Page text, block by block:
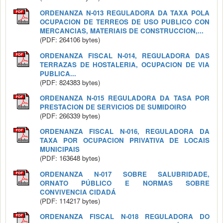
ORDENANZA N-013 REGULADORA DA TAXA POLA
OCUPACION DE TERREOS DE USO PUBLICO CON
MERCANCIAS, MATERIAIS DE CONSTRUCCION,...
(PDF: 264106 bytes)
ORDENANZA FISCAL N-014, REGULADORA DAS
TERRAZAS DE HOSTALERIA, OCUPACION DE VIA
PUBLICA...
(PDF: 824383 bytes)
ORDENANZA N-015 REGULADORA DA TASA POR
PRESTACION DE SERVICIOS DE SUMIDOIRO
(PDF: 266339 bytes)
ORDENANZA FISCAL N-016, REGULADORA DA
TAXA POR OCUPACION PRIVATIVA DE LOCAIS
MUNICIPAIS
(PDF: 163648 bytes)
ORDENANZA N-017 SOBRE SALUBRIDADE,
ORNATO PÚBLICO E NORMAS SOBRE
CONVIVENCIA CIDADÁ
(PDF: 114217 bytes)
ORDENANZA FISCAL N-018 REGULADORA DO